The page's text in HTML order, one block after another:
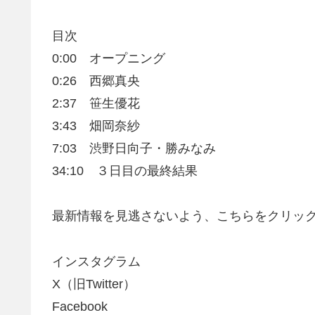
目次
0:00 オープニング
0:26 西郷真央
2:37 笹生優花
3:43 畑岡奈紗
7:03 渋野日向子・勝みなみ
34:10 ３日目の最終結果
最新情報を見逃さないよう、こちらをクリッ
インスタグラム
X（旧Twitter）
Facebook